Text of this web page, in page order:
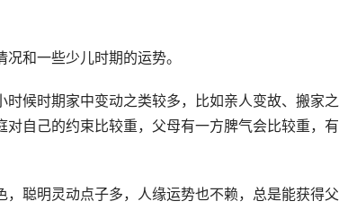
和一些少儿时期的运势。
候时期家中变动之类较多，比如亲人变故、搬家之
自己的约束比较重，父母有一方脾气会比较重，
聪明灵动点子多，人缘运势也不赖，总是能获得